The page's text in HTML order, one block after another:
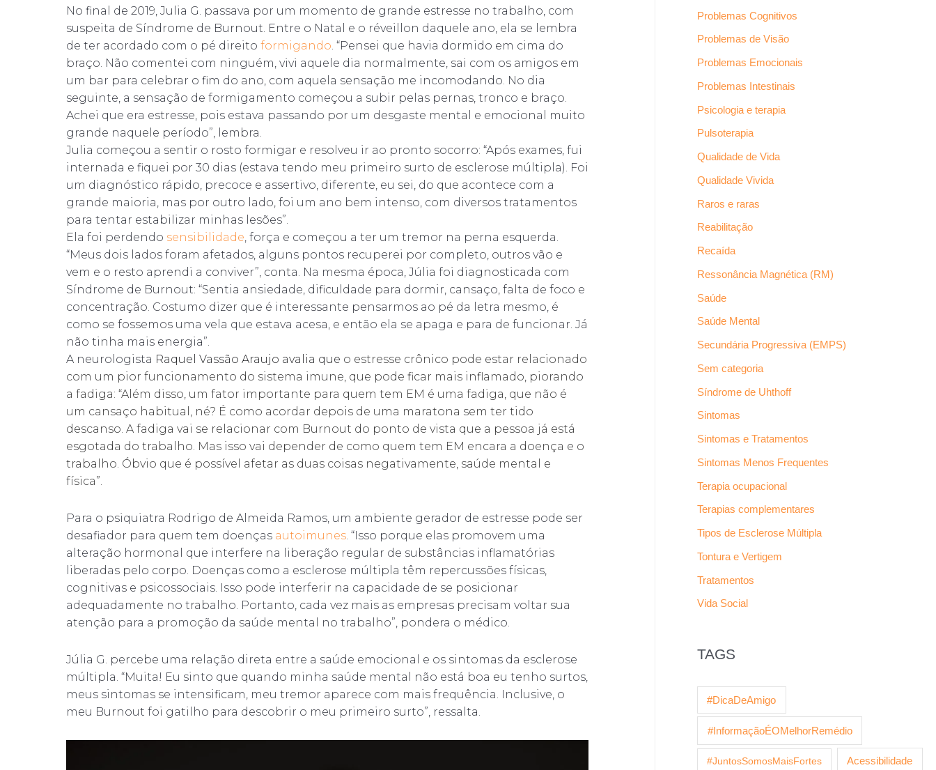
No final de 2019, Julia G. passava por um momento de grande estresse no trabalho, com
suspeita de Síndrome de Burnout. Entre o Natal e o réveillon daquele ano, ela se lembra
de ter acordado com o pé direito formigando. “Pensei que havia dormido em cima do
braço. Não comentei com ninguém, vivi aquele dia normalmente, sai com os amigos em
um bar para celebrar o fim do ano, com aquela sensação me incomodando. No dia
seguinte, a sensação de formigamento começou a subir pelas pernas, tronco e braço.
Achei que era estresse, pois estava passando por um desgaste mental e emocional muito
grande naquele período”, lembra.
Julia começou a sentir o rosto formigar e resolveu ir ao pronto socorro: “Após exames, fui
internada e fiquei por 30 dias (estava tendo meu primeiro surto de esclerose múltipla). Foi
um diagnóstico rápido, precoce e assertivo, diferente, eu sei, do que acontece com a
grande maioria, mas por outro lado, foi um ano bem intenso, com diversos tratamentos
para tentar estabilizar minhas lesões”.
Ela foi perdendo sensibilidade, força e começou a ter um tremor na perna esquerda.
“Meus dois lados foram afetados, alguns pontos recuperei por completo, outros vão e
vem e o resto aprendi a conviver”, conta. Na mesma época, Júlia foi diagnosticada com
Síndrome de Burnout: “Sentia ansiedade, dificuldade para dormir, cansaço, falta de foco e
concentração. Costumo dizer que é interessante pensarmos ao pé da letra mesmo, é
como se fossemos uma vela que estava acesa, e então ela se apaga e para de funcionar. Já
não tinha mais energia”.
A neurologista Raquel Vassão Araujo avalia que o estresse crônico pode estar relacionado
com um pior funcionamento do sistema imune, que pode ficar mais inflamado, piorando
a fadiga: “Além disso, um fator importante para quem tem EM é uma fadiga, que não é
um cansaço habitual, né? É como acordar depois de uma maratona sem ter tido
descanso. A fadiga vai se relacionar com Burnout do ponto de vista que a pessoa já está
esgotada do trabalho. Mas isso vai depender de como quem tem EM encara a doença e o
trabalho. Óbvio que é possível afetar as duas coisas negativamente, saúde mental e
física”.
Para o psiquiatra Rodrigo de Almeida Ramos, um ambiente gerador de estresse pode ser
desafiador para quem tem doenças autoimunes. “Isso porque elas promovem uma
alteração hormonal que interfere na liberação regular de substâncias inflamatórias
liberadas pelo corpo. Doenças como a esclerose múltipla têm repercussões físicas,
cognitivas e psicossociais. Isso pode interferir na capacidade de se posicionar
adequadamente no trabalho. Portanto, cada vez mais as empresas precisam voltar sua
atenção para a promoção da saúde mental no trabalho”, pondera o médico.
Júlia G. percebe uma relação direta entre a saúde emocional e os sintomas da esclerose
múltipla. “Muita! Eu sinto que quando minha saúde mental não está boa eu tenho surtos,
meus sintomas se intensificam, meu tremor aparece com mais frequência. Inclusive, o
meu Burnout foi gatilho para descobrir o meu primeiro surto”, ressalta.
Problemas Cognitivos
Problemas de Visão
Problemas Emocionais
Problemas Intestinais
Psicologia e terapia
Pulsoterapia
Qualidade de Vida
Qualidade Vivida
Raros e raras
Reabilitação
Recaída
Ressonância Magnética (RM)
Saúde
Saúde Mental
Secundária Progressiva (EMPS)
Sem categoria
Síndrome de Uhthoff
Sintomas
Sintomas e Tratamentos
Sintomas Menos Frequentes
Terapia ocupacional
Terapias complementares
Tipos de Esclerose Múltipla
Tontura e Vertigem
Tratamentos
Vida Social
TAGS
#DicaDeAmigo
#InformaçãoÉOMelhorRemédio
#JuntosSomosMaisFortes Acessibilidade